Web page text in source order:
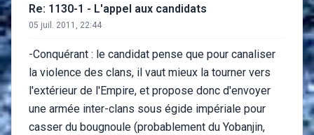
Re: 1130-1 - L'appel aux candidats
05 juil. 2011, 22:44
-Conquérant : le candidat pense que pour canaliser
la violence des clans, il vaut mieux la tourner vers
l'extérieur de l'Empire, et propose donc d'envoyer
une armée inter-clans sous égide impériale pour
casser du bougnoule (probablement du Yobanjin,